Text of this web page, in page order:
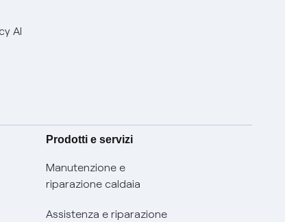
AI
Prodotti e servizi
Manutenzione e
riparazione caldaia
Assistenza e riparazione